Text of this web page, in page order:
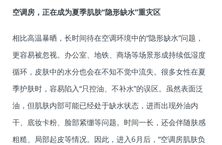
空调房，正在成为夏季肌肤“隐形缺水”重灾区
相比高温暴晒，长时间待在空调环境中的“隐形缺水”问题，
更容易被忽视。办公室、地铁、商场等场景形成持续低湿度
循环，皮肤中的水分也会在不知不觉中流失。很多女性在夏
季护肤时，容易陷入“只控油、不补水”的误区。虽然表面泛
油，但肌肤内部可能已经处于缺水状态，进而出现外油内
干、底妆卡粉、脸部紧绷等问题。时间一长，还会伴随肤感
粗糙、局部起皮等情况。因此，进入6月后，“空调房肌肤负